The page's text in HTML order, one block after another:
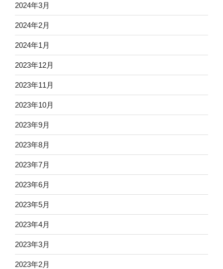
2024年3月
2024年2月
2024年1月
2023年12月
2023年11月
2023年10月
2023年9月
2023年8月
2023年7月
2023年6月
2023年5月
2023年4月
2023年3月
2023年2月